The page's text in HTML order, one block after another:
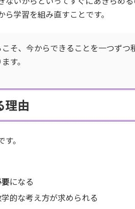
学習を組み直すことです。
そ、今からできることを一つずつ
す。
理由
。
になる
的な考え方が求められる